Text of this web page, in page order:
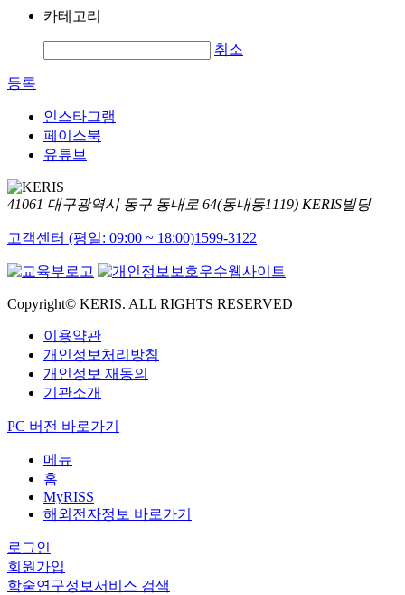
카테고리
취소
등록
인스타그램
페이스북
유튜브
41061 대구광역시 동구 동내로 64(동내동1119) KERIS빌딩
고객센터 (평일: 09:00 ~ 18:00)1599-3122
Copyright© KERIS. ALL RIGHTS RESERVED
이용약관
개인정보처리방침
개인정보 재동의
기관소개
PC 버전 바로가기
메뉴
홈
MyRISS
해외전자정보 바로가기
로그인
회원가입
학술연구정보서비스 검색